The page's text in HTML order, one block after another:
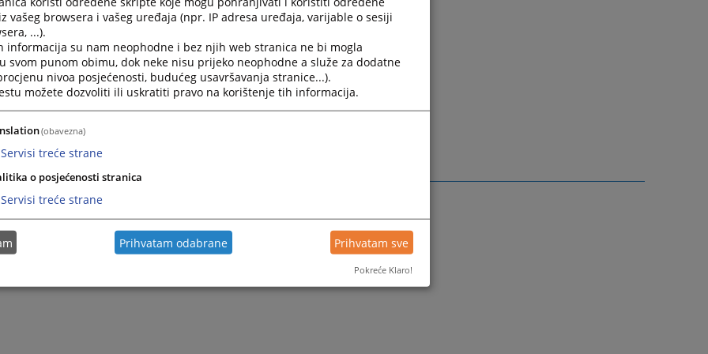
Vlajko Sivac - 056/440-661
suda - 056/440-677
440-661
e-mail adresa Osnovnog suda u Srebrenici:
ili
web stranica:https://ossud-srebrenica.pravosudje.ba
vašeg browsera i vašeg uređaja (npr. IP adresa uređaja, varijable o sesiji
...).
informacija su nam neophodne i bez njih web stranica ne bi mogla
svom punom obimu, dok neke nisu prijeko neophodne a služe za dodatne
nivoa posjećenosti, budućeg usavršavanja stranice...).
možete dozvoliti ili uskratiti pravo na korištenje tih informacija.
(obavezna)
Servisi treće strane
o posjećenosti stranica
Servisi treće strane
Prihvatam odabrane Prihvatam sve
Pokreće Klaro!